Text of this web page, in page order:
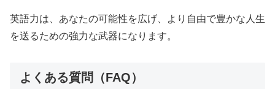
英語力は、あなたの可能性を広げ、より自由で豊かな人生
を送るための強力な武器になります。
よくある質問（FAQ）